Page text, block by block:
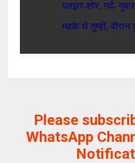
पतझर-शोर, गर्द- गुबार
महके थे तुम्हीं, वीरान
Please
WhatsApp